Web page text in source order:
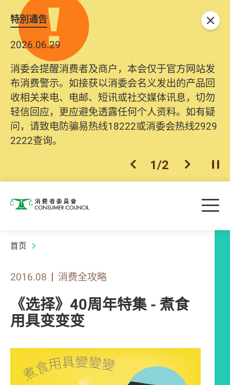
特別通告
2026.06.29
消委会提醒消费者及商户，本会仅于官方网站发
布消费警示。如接获以消委会名义发出的产品回
收相关来电、电邮、短讯或社交媒体讯息，切勿
轻信回应，更应避免透露任何个人资料。如有疑
问，请致电防骗易热线18222或消委会热线2929
2222查询。
上一个
1/2 下一个开
关闭
消费者委员会 目
首页
2016.08 消费全攻略
《选择》40周年特集 - 煮食
用具变变变